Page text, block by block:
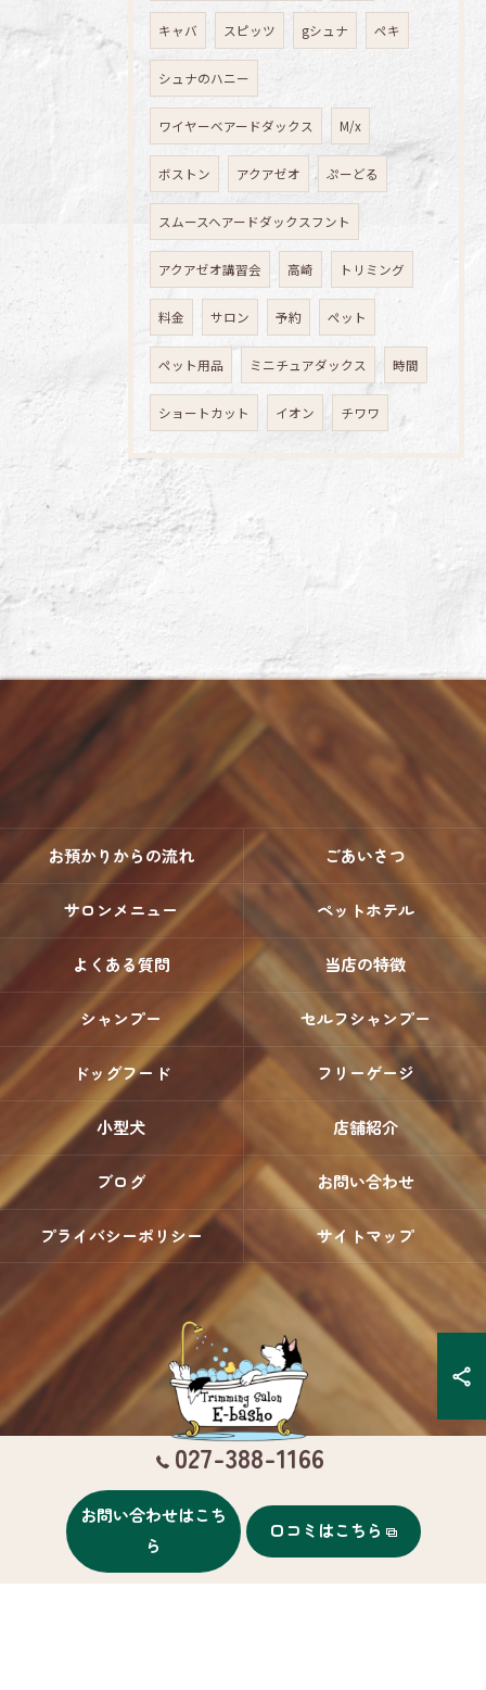
キャバ スピッツ gシュナ ペキ
シュナのハニー
ワイヤーベアードダックス M/x
ボストン アクアゼオ ぷーどる
スムースヘアードダックスフント
アクアゼオ講習会 高崎 トリミング
料金 サロン 予約 ペット
ペット用品 ミニチュアダックス 時間
ショートカット イオン チワワ
027-388-1166
お問い合わせはこち
ら
口コミはこちら
お預かりからの流れ ごあいさつ
サロンメニュー ペットホテル
よくある質問 当店の特徴
シャンプー セルフシャンプー
ドッグフード フリーゲージ
小型犬 店舗紹介
ブログ お問い合わせ
プライバシーポリシー サイトマップ
© 2026 群馬県高崎のトリミングならTrimming Salon E-basho ALL RIGHTS
RESERVED.